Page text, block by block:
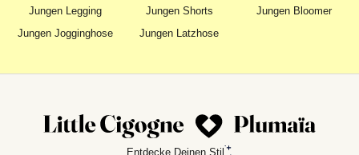
Jungen Legging
Jungen Shorts
Jungen Bloomer
Jungen Jogginghose
Jungen Latzhose
Entdecke Deinen Stil